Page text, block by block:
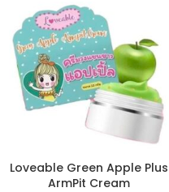
Loveable Green Apple Plus
ArmPit Cream